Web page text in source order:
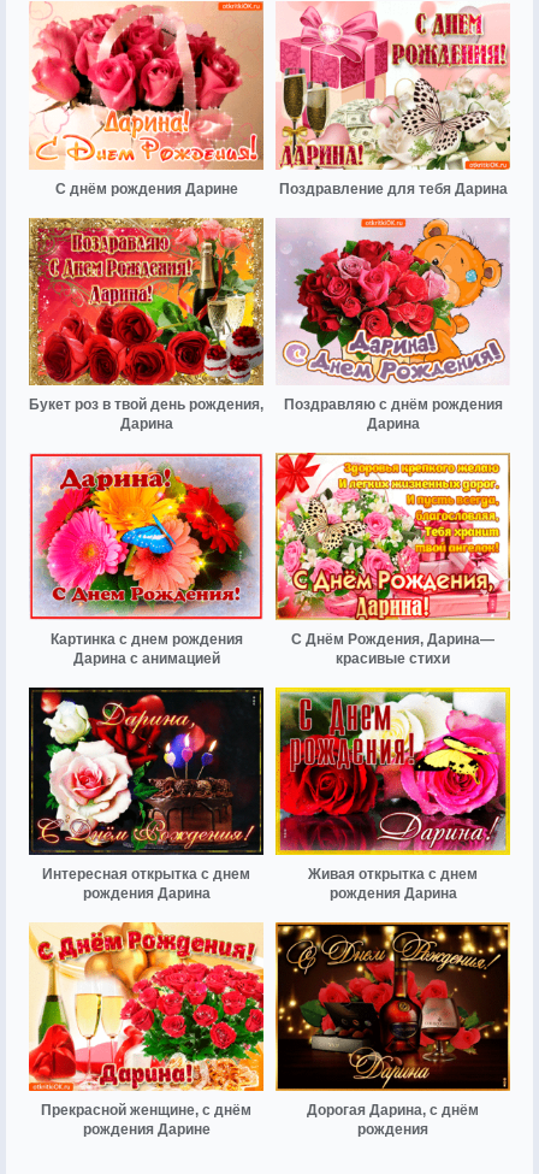
С днём рождения Дарине Поздравление для тебя Дарина
Букет роз в твой день рождения,
Дарина
Поздравляю с днём рождения
Дарина
Картинка с днем рождения
Дарина с анимацией
С Днём Рождения, Дарина—
красивые стихи
Интересная открытка с днем
рождения Дарина
Живая открытка с днем
рождения Дарина
Прекрасной женщине, с днём
рождения Дарине
Дорогая Дарина, с днём
рождения